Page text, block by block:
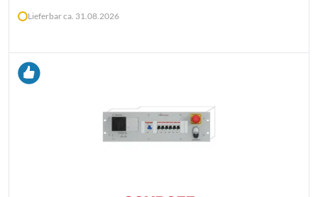
Lieferbar ca. 31.08.2026